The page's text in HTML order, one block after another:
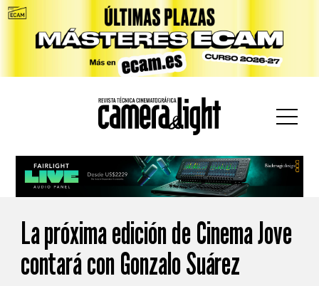
La próxima edición de Cinema Jove
contará con Gonzalo Suárez